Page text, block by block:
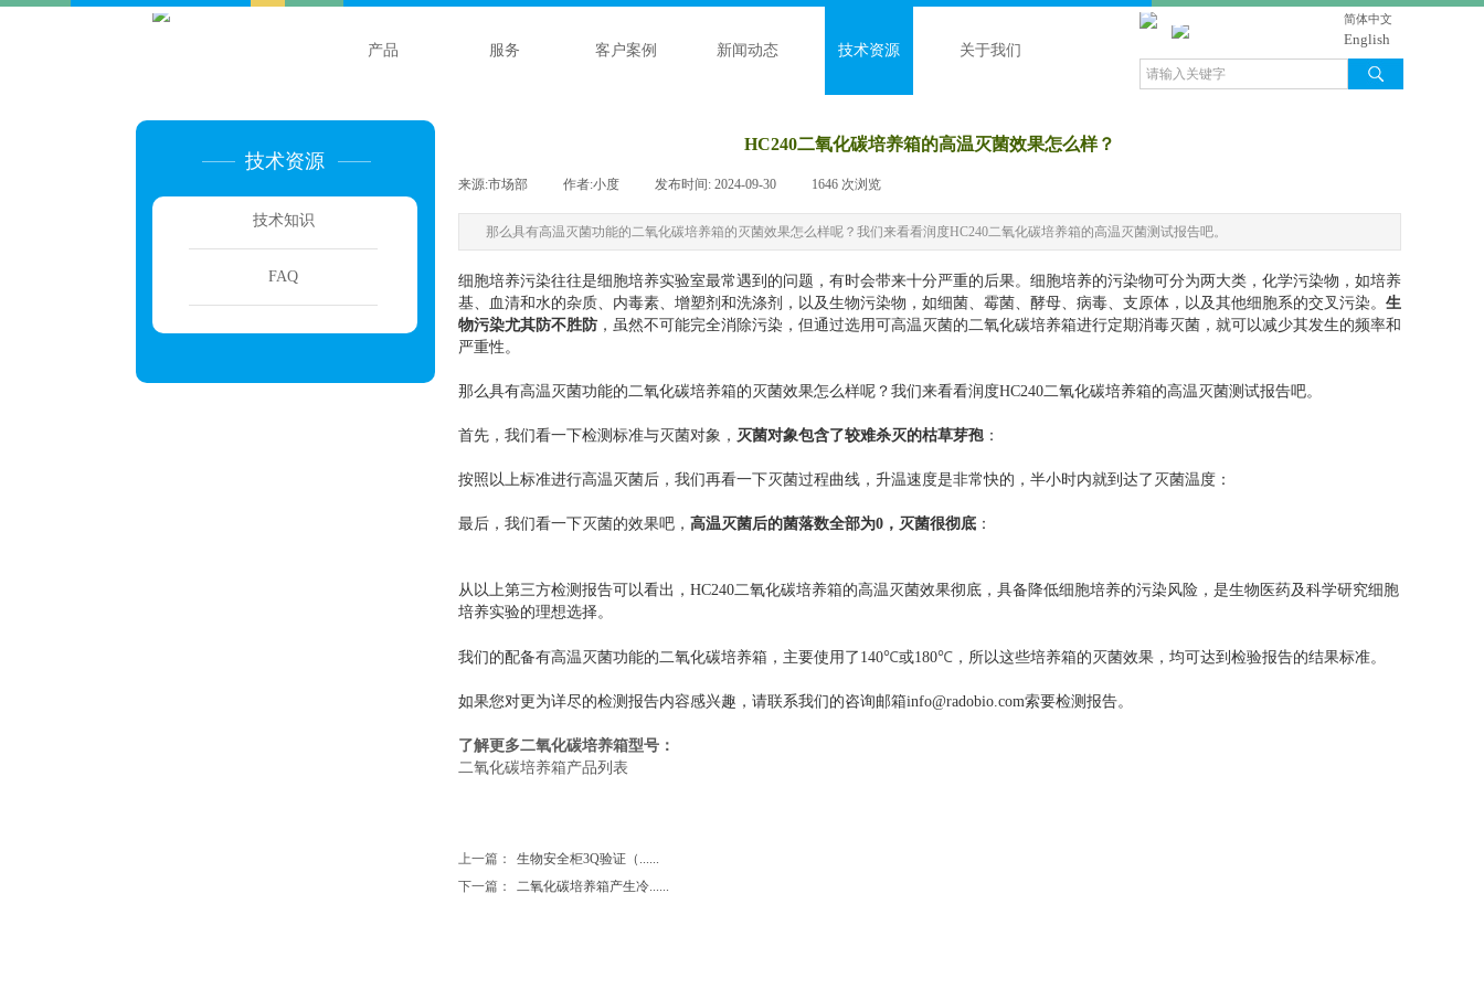
产品 服务 客户案例 新闻动态 技术资源 关于我们
简体中文
English
HC240二氧化碳培养箱的高温灭菌效果怎么样？
来源:市场部 作者:小度 发布时间: 2024-09-30 1646 次浏览
那么具有高温灭菌功能的二氧化碳培养箱的灭菌效果怎么样呢？我们来看看润度HC240二氧化碳培养箱的高温灭菌测试报告吧。
细胞培养污染往往是细胞培养实验室最常遇到的问题，有时会带来十分严重的后果。细胞培养的污染物可分为两大类，化学污染物，如培养
基、血清和水的杂质、内毒素、增塑剂和洗涤剂，以及生物污染物，如细菌、霉菌、酵母、病毒、支原体，以及其他细胞系的交叉污染。 生
物污染尤其防不胜防 ，虽然不可能完全消除污染，但通过选用可高温灭菌的二氧化碳培养箱进行定期消毒灭菌，就可以减少其发生的频率和
严重性。
那么具有高温灭菌功能的二氧化碳培养箱的灭菌效果怎么样呢？我们来看看润度HC240二氧化碳培养箱的高温灭菌测试报告吧。
首先，我们看一下检测标准与灭菌对象， 灭菌对象包含了较难杀灭的枯草芽孢 ：
按照以上标准进行高温灭菌后，我们再看一下灭菌过程曲线，升温速度是非常快的，半小时内就到达了灭菌温度：
最后，我们看一下灭菌的效果吧， 高温灭菌后的菌落数全部为0，灭菌很彻底 ：
从以上第三方检测报告可以看出，HC240二氧化碳培养箱的高温灭菌效果彻底，具备降低细胞培养的污染风险，是生物医药及科学研究细胞
培养实验的理想选择。
我们的配备有高温灭菌功能的二氧化碳培养箱，主要使用了140℃或180℃ ，所以这些培养箱的灭菌效果，均可达到检验报告的结果标准。
如果您对更为详尽的检测报告内容感兴趣，请联系我们的咨询邮箱info@radobio.com索要检测报告。
了解更多二氧化碳培养箱型号：
二氧化碳培养箱产品列表
上一篇：
生物安全柜3Q验证（......
下一篇：
二氧化碳培养箱产生冷......
技术资源
技术知识
FAQ